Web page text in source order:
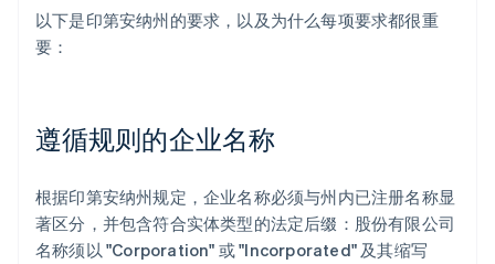
以下是印第安纳州的要求，以及为什么每项要求都很重
要：
遵循规则的企业名称
根据印第安纳州规定，企业名称必须与州内已注册名称显
著区分，并包含符合实体类型的法定后缀：股份有限公司
名称须以 "Corporation" 或 "Incorporated" 及其缩写